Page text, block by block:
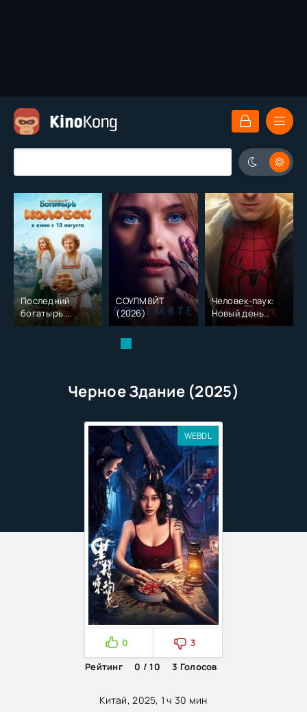
Последний
богатырь.
Колобок (2026)
СОУЛМ8ЙТ
(2026)
Человек-паук:
Новый день
(2026)
Черное Здание (2025)
Китай, 2025, 1 ч 30 мин
WEBDL
0
3
Рейтинг
0 / 10 3 Голосов